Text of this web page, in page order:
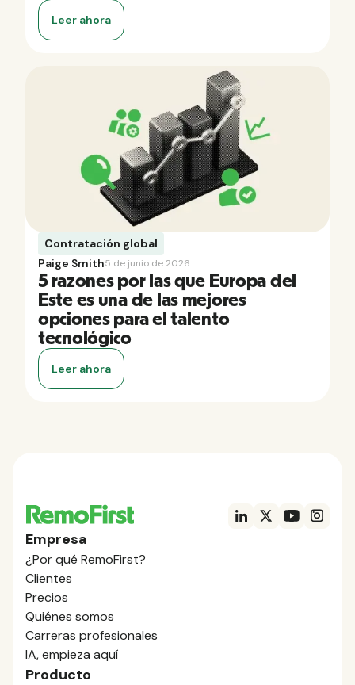
Leer ahora
Contratación global
Paige Smith5 de junio de 2026
5 razones por las que Europa del
Este es una de las mejores
opciones para el talento
tecnológico
Leer ahora
Empresa
¿Por qué RemoFirst?
Clientes
Precios
Quiénes somos
Carreras profesionales
IA, empieza aquí
Producto